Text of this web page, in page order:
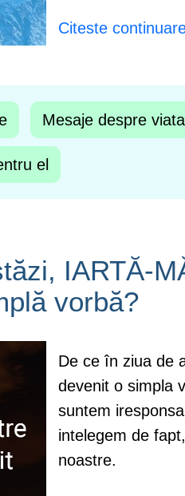
Citeste
Mesaje despre viata
el
IARTĂ-
vorbă?
De ce în ziua de
devenit o simpla
suntem
intelegem de
noastre.